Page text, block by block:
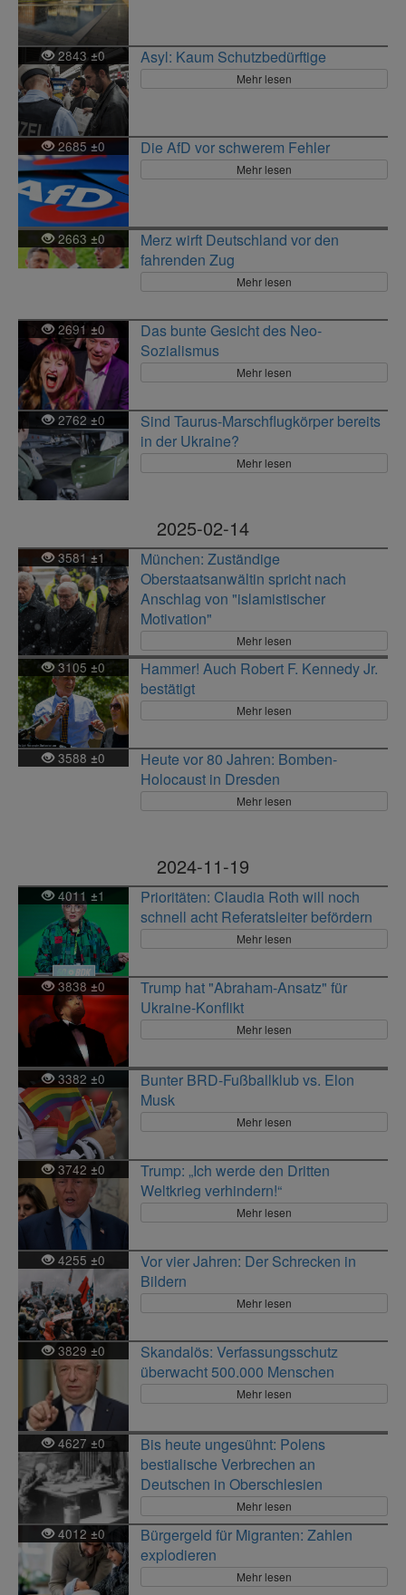
2843 ±0 Asyl: Kaum Schutzbedürftige
Mehr lesen
2685±0 Die AfD vor schwerem Fehler
Mehr lesen
2663 ±0
Merz wirft Deutschland vor den
fahrenden Zug
Mehr lesen
2691±0
Das bunte Gesicht des Neo-
Sozialismus
Mehr lesen
2762±0
Sind Taurus-Marschflugkörper bereits
in der Ukraine?
Mehr lesen
2025-02-14
3581±1
München: Zuständige
Oberstaatsanwältin spricht nach
Anschlag von "islamistischer
Motivation"
Mehr lesen
3105 ±0
Hammer! Auch Robert F. Kennedy Jr.
bestätigt
Mehr lesen
3588 ±0
Heute vor 80 Jahren: Bomben-
Holocaust in Dresden
Mehr lesen
2024-11-19
4011 ±1
Prioritäten: Claudia Roth will noch
schnell acht Referatsleiter befördern
Mehr lesen
3838±0
Trump hat "Abraham-Ansatz" für
Ukraine-Konflikt
Mehr lesen
3382 ±0
Bunter BRD-Fußballklub vs. Elon
Musk
Mehr lesen
3742 ±0
Trump: „Ich werde den Dritten
Weltkrieg verhindern!“
Mehr lesen
4255 ±0
Vor vier Jahren: Der Schrecken in
Bildern
Mehr lesen
3829±0
Skandalös: Verfassungsschutz
überwacht 500.000 Menschen
Mehr lesen
4627 ±0
Bis heute ungesühnt: Polens
bestialische Verbrechen an
Deutschen in Oberschlesien
Mehr lesen
4012±0
Bürgergeld für Migranten: Zahlen
explodieren
Mehr lesen